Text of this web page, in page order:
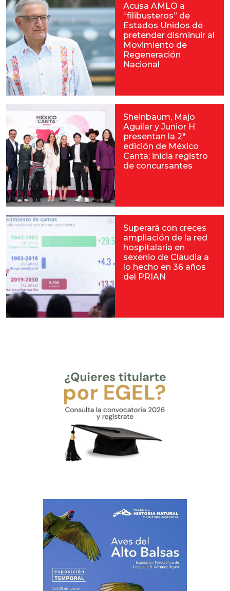
Acusa AMLO a
“filibusteros” de
Estados Unidos de
pretender disminuir al
Movimiento de
Regeneración
Nacional
Sheinbaum, Majo
Aguilar y Junior H
presentan la 2ª
edición de México
Canta; inicia registro
de concursantes
Superará con creces
ampliación de la red
hospitalaria en
sexenio de Claudia a
lo hecho en 36 años
del PRIAN